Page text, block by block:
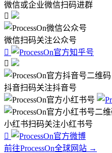
微信或企业微信扫码进群

微信扫码关注公众号


抖音扫码关注抖音号
小红书扫码关注小红书号

前往ProcessOn全球网站 →